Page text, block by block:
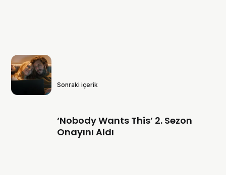
Sonraki içerik
‘Nobody Wants This’ 2. Sezon
Onayını Aldı